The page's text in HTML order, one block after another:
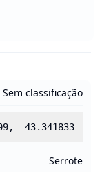
Sem classificação
, -43.341833
Serrote